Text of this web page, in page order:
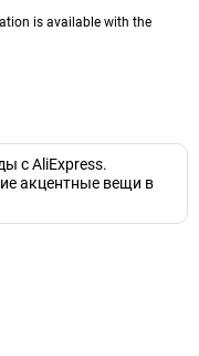
is available with the
с AliExpress.
акцентные вещи в